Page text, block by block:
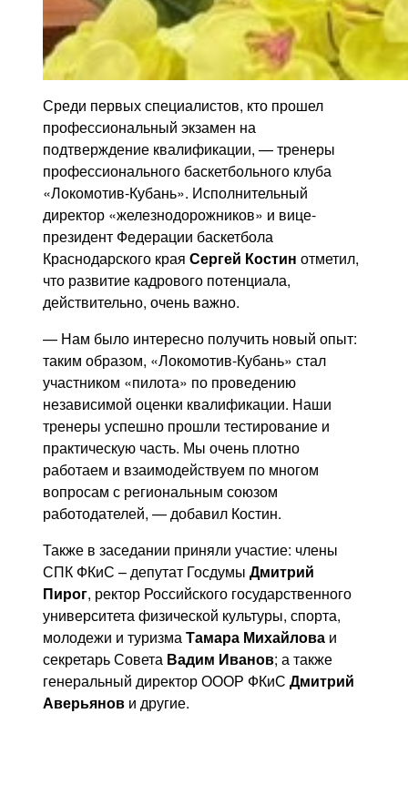
Среди первых специалистов, кто прошел
профессиональный экзамен на
подтверждение квалификации, — тренеры
профессионального баскетбольного клуба
«Локомотив-Кубань». Исполнительный
директор «железнодорожников» и вице-
президент Федерации баскетбола
Краснодарского краяСергей Костин отметил,
что развитие кадрового потенциала,
действительно, очень важно.
— Нам было интересно получить новый опыт:
таким образом, «Локомотив-Кубань» стал
участником «пилота» по проведению
независимой оценки квалификации. Наши
тренеры успешно прошли тестирование и
практическую часть. Мы очень плотно
работаем и взаимодействуем по многом
вопросам с региональным союзом
работодателей, — добавил Костин.
Также в заседании приняли участие: члены
СПК ФКиС – депутат ГосдумыДмитрий
Пирог, ректор Российского государственного
университета физической культуры, спорта,
молодежи и туризмаТамара Михайлова и
секретарь Совета Вадим Иванов; а также
генеральный директор ОООР ФКиСДмитрий
Аверьянов и другие.